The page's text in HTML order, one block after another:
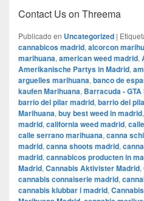
Contact Us on Threema
Publicado en Uncategorized |
cannabicos madrid, alcorcon
marihuana, american weed madrid,
Amerikanische Partys in Madrid,
arguelles marihuana, banco de
kaufen Marihuana, Barracuda -
barrio del pilar madrid, barrio del
Marihuana, buy best weed in madrid,
madrid, california weed madrid,
calle serrano marihuana, canna
madrid, canna shoots madrid,
madrid, cannabicos producten in
Madrid, Cannabis Aktivister Madrid,
cannabis connaiserie madrid,
cannabis klubbar i madrid,